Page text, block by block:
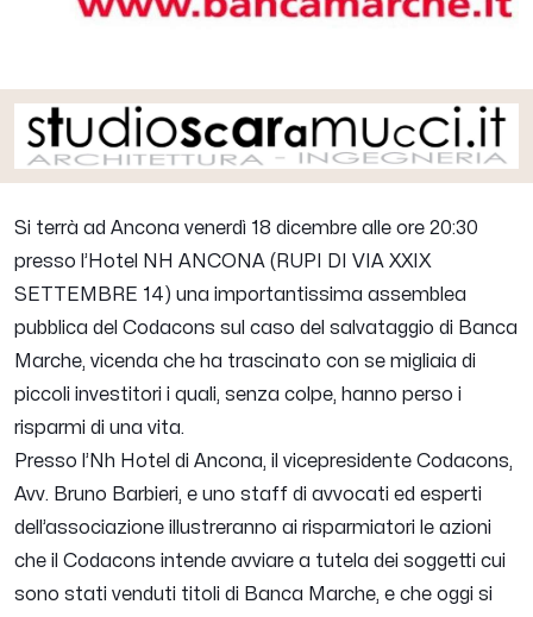
Si terrà ad Ancona venerdì 18 dicembre alle ore 20:30
presso l’Hotel NH ANCONA (RUPI DI VIA XXIX
SETTEMBRE 14) una importantissima assemblea
pubblica del Codacons sul caso del salvataggio di Banca
Marche, vicenda che ha trascinato con se migliaia di
piccoli investitori i quali, senza colpe, hanno perso i
risparmi di una vita.
Presso l’Nh Hotel di Ancona, il vicepresidente Codacons,
Avv. Bruno Barbieri, e uno staff di avvocati ed esperti
dell’associazione illustreranno ai risparmiatori le azioni
che il Codacons intende avviare a tutela dei soggetti cui
sono stati venduti titoli di Banca Marche, e che oggi si